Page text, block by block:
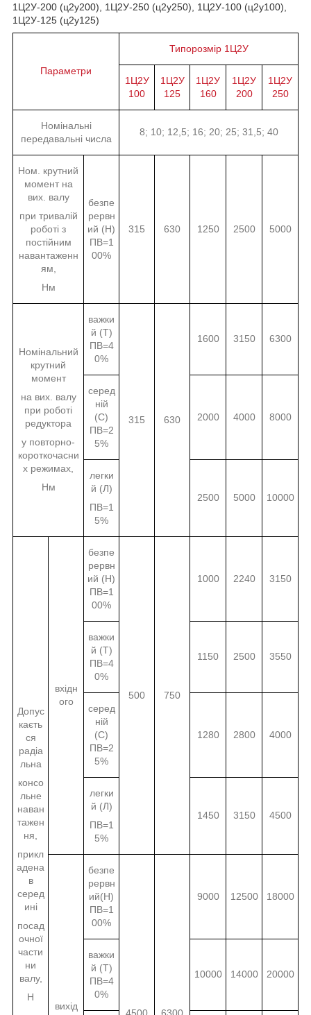
1Ц2У-200 (ц2у200), 1Ц2У-250 (ц2у250), 1Ц2У-100 (ц2у100),
1Ц2У-125 (ц2у125)
Параметри
Типорозмір 1Ц2У
1Ц2У
100
1Ц2У
125
1Ц2У
160
1Ц2У
200
1Ц2У
250
Номінальні
передавальні числа
8; 10; 12,5; 16; 20; 25; 31,5; 40
Ном. крутний
момент на
вих. валу
при тривалій
роботі з
постійним
навантаженн
ям,
Нм
безпе
рервн
ий (Н)
ПВ=1
00%
315 630 1250 2500 5000
Номінальний
крутний
момент
на вих. валу
при роботі
редуктора
у повторно-
короткочасни
х режимах,
Нм
важки
й (Т)
ПВ=4
0%
315 630
1600 3150 6300
серед
ній
(С)
ПВ=2
5%
2000 4000 8000
легки
й (Л)
ПВ=1
5%
2500 5000 10000
Допус
каєть
ся
радіа
льна
консо
льне
наван
тажен
ня,
прикл
адена
в
серед
ині
посад
очної
части
ни
валу,
Н
вхідн
ого
безпе
рервн
ий (Н)
ПВ=1
00%
500 750
1000 2240 3150
важки
й (Т)
ПВ=4
0%
1150 2500 3550
серед
ній
(С)
ПВ=2
5%
1280 2800 4000
легки
й (Л)
ПВ=1
5%
1450 3150 4500
вихід
безпе
рервн
ий(Н)
ПВ=1
00%
9000 12500 18000
важки
й (Т)
ПВ=4
0%
10000 14000 20000